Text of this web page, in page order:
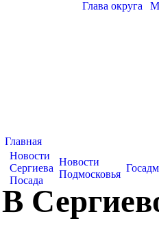
Глава округа
Главная
Новости
Сергиева
Посада
Новости
Подмосковья
В